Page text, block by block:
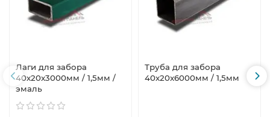
Лаги для забора
40х20x3000мм / 1,5мм /
эмаль
Труба для забора
40х20x6000мм / 1,5мм